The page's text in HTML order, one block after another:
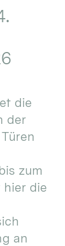
die
der
zum
hier die
an